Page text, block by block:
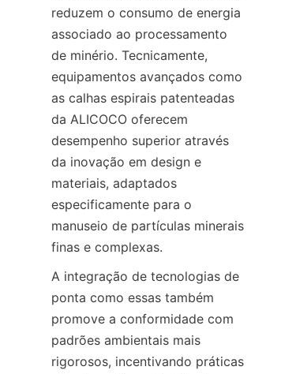
reduzem o consumo de energia
associado ao processamento
de minério. Tecnicamente,
equipamentos avançados como
as calhas espirais patenteadas
da ALICOCO oferecem
desempenho superior através
da inovação em design e
materiais, adaptados
especificamente para o
manuseio de partículas minerais
A integração de tecnologias de
ponta como essas também
promove a conformidade com
padrões ambientais mais
rigorosos, incentivando práticas